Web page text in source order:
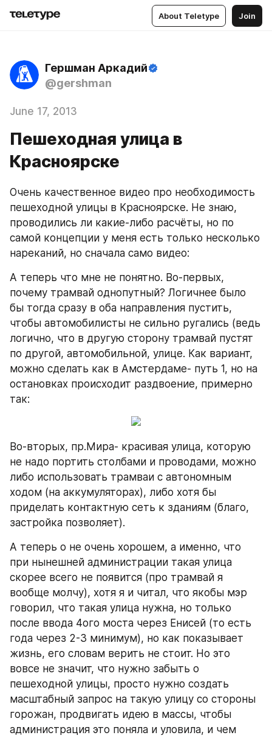
About Teletype Join
Гершман Аркадий
@gershman
June 17, 2013
Пешеходная улица в
Красноярске
Очень качественное видео про необходимость
пешеходной улицы в Красноярске. Не знаю,
проводились ли какие-либо расчёты, но по
самой концепции у меня есть только несколько
нареканий, но сначала само видео:
А теперь что мне не понятно. Во-первых,
почему трамвай однопутный? Логичнее было
бы тогда сразу в оба направления пустить,
чтобы автомобилисты не сильно ругались (ведь
логично, что в другую сторону трамвай пустят
по другой, автомобильной, улице. Как вариант,
можно сделать как в Амстердаме- путь 1, но на
остановках происходит раздвоение, примерно
так:
Во-вторых, пр.Мира- красивая улица, которую
не надо портить столбами и проводами, можно
либо использовать трамваи с автономным
ходом (на аккумуляторах), либо хотя бы
приделать контактную сеть к зданиям (благо,
застройка позволяет).
А теперь о не очень хорошем, а именно, что
при нынешней администрации такая улица
скорее всего не появится (про трамвай я
вообще молчу), хотя я и читал, что якобы мэр
говорил, что такая улица нужна, но только
после ввода 4ого моста через Енисей (то есть
года через 2-3 минимум), но как показывает
жизнь, его словам верить не стоит. Но это
вовсе не значит, что нужно забыть о
пешеходной улицы, просто нужно создать
масштабный запрос на такую улицу со стороны
горожан, продвигать идею в массы, чтобы
администрация это поняла и уловила, и чем